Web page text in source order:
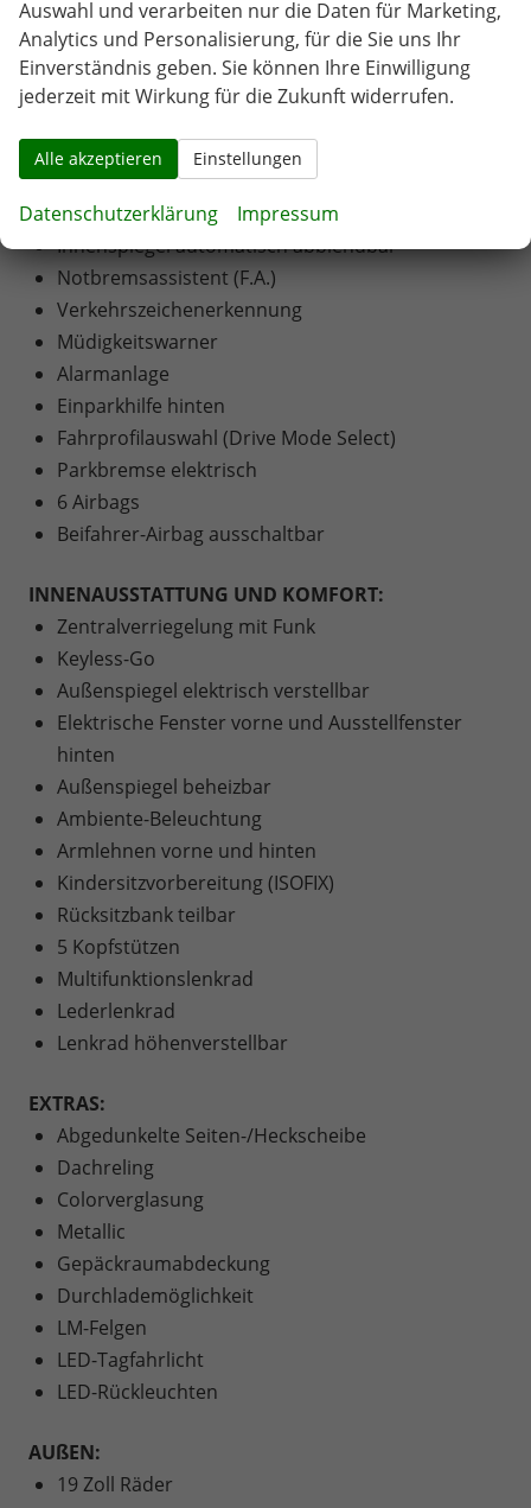
SICHERHEIT:
ABS
Stabilitätskontrolle
Lichtsensor
Regensensor
Innenspiegel automatisch abblendbar
Notbremsassistent (F.A.)
Verkehrszeichenerkennung
Müdigkeitswarner
Alarmanlage
Einparkhilfe hinten
Fahrprofilauswahl (Drive Mode Select)
Parkbremse elektrisch
6 Airbags
Beifahrer-Airbag ausschaltbar
INNENAUSSTATTUNG UND KOMFORT:
Zentralverriegelung mit Funk
Keyless-Go
Außenspiegel elektrisch verstellbar
Elektrische Fenster vorne und Ausstellfenster
hinten
Außenspiegel beheizbar
Ambiente-Beleuchtung
Armlehnen vorne und hinten
Kindersitzvorbereitung (ISOFIX)
Rücksitzbank teilbar
5 Kopfstützen
Multifunktionslenkrad
Lederlenkrad
Lenkrad höhenverstellbar
EXTRAS:
Abgedunkelte Seiten-/Heckscheibe
Dachreling
Colorverglasung
Metallic
Gepäckraumabdeckung
Durchlademöglichkeit
LM-Felgen
LED-Tagfahrlicht
LED-Rückleuchten
AUßEN:
19 Zoll Räder
Auswahl und verarbeiten nur die Daten für Marketing,
Analytics und Personalisierung, für die Sie uns Ihr
Einverständnis geben. Sie können Ihre Einwilligung
jederzeit mit Wirkung für die Zukunft widerrufen.
Alle akzeptieren Einstellungen
Datenschutzerklärung Impressum